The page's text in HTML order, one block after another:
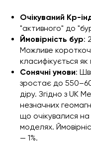
Очікуваний Kp-
"активного" до
Ймовірність бур:
Можливе
класифікується
Сонячні умови:
зростає до
діру. Згідно з UK
незначних
що очікувалися
моделях.
— 1%.